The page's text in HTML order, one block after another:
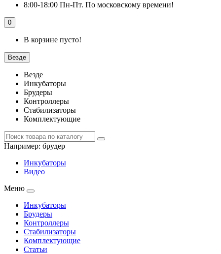
8:00-18:00 Пн-Пт. По московскому времени!
0
В корзине пусто!
Везде
Везде
Инкубаторы
Брудеры
Контроллеры
Стабилизаторы
Комплектующие
Например: брудер
Инкубаторы
Видео
Меню
Инкубаторы
Брудеры
Контроллеры
Стабилизаторы
Комплектующие
Статьи